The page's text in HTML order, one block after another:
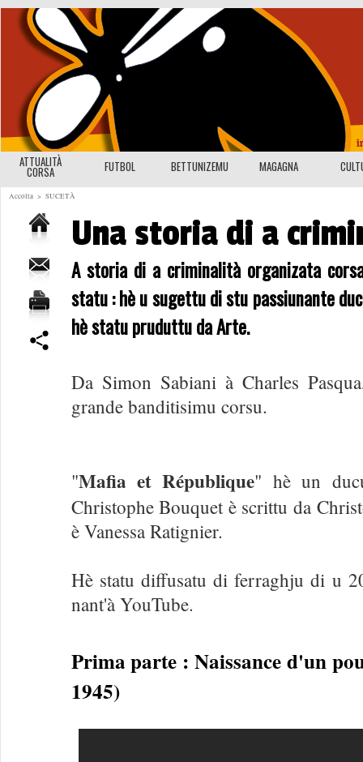
ATTUALITÀ
CORSA FUTBOL BETTUNIZEMU MAGAGNA
Accolta > SUCETÀ
Una storia di a
A storia di a criminalità organizata
statu : hè u sugettu di stu passiunante
hè statu pruduttu da Arte.
Da Simon Sabiani à Charles
grande banditisimu corsu.
"Mafia et République" hè un
Christophe Bouquet è scrittu da
è Vanessa Ratignier.
Hè statu diffusatu di ferraghju di u
nant'à YouTube.
Prima parte : Naissance d'un
1945)